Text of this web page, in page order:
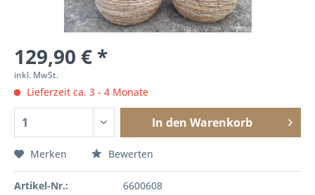
129,90 € *
inkl. MwSt.
Lieferzeit ca. 3 - 4 Monate
In den Warenkorb
Merken Bewerten
Artikel-Nr.:
6600608